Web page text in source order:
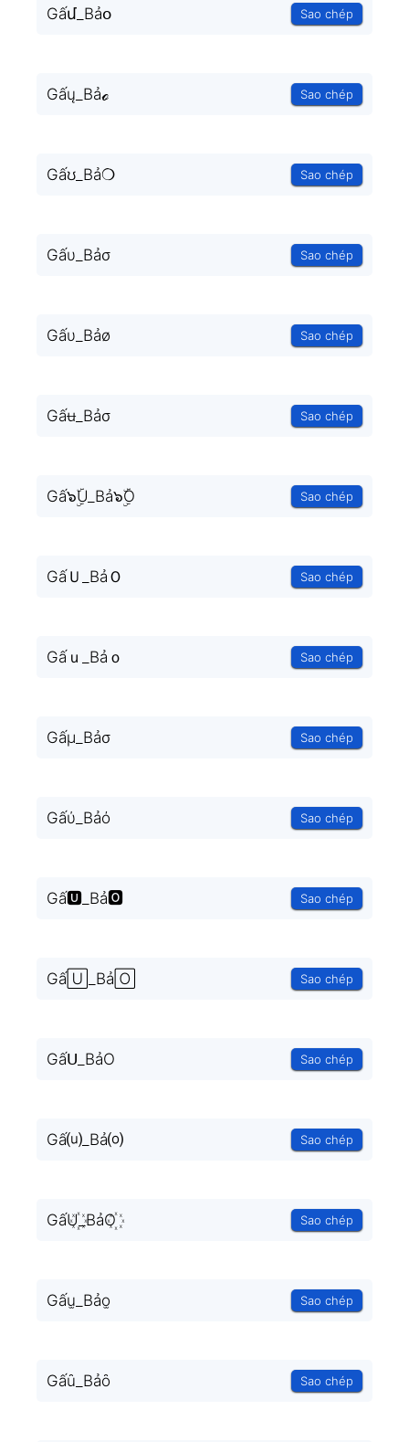
Gấմ_Bảօ Sao chép
Gấų_Bảℴ Sao chép
Gấʊ_Bả❍ Sao chép
Gấυ_Bảσ Sao chép
Gấυ_Bảø Sao chép
Gấʉ_Bảσ Sao chép
Gấ๖ۣۜU_Bả๖ۣۜO Sao chép
GấＵ_BảＯ Sao chép
Gấｕ_Bảｏ Sao chép
Gấμ_Bảσ Sao chép
Gấύ_Bảό Sao chép
Gấ🆄_Bả🅾 Sao chép
Gấ🅄_Bả🄾 Sao chép
Gấᑌ_BảO Sao chép
Gấ⒰_Bả⒪ Sao chép
GấU꙰_BảO꙰ Sao chép
Gấu̫_Bảo̫ Sao chép
Gấȗ_Bảȏ Sao chép